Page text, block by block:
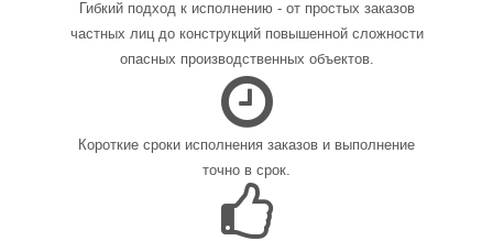
Гибкий подход к исполнению - от простых заказов
частных лиц до конструкций повышенной сложности
опасных производственных объектов.
Короткие сроки исполнения заказов и выполнение
точно в срок.